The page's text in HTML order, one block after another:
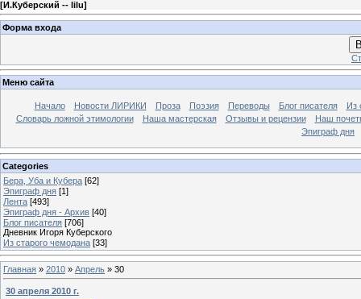
[И.Куберский -- lilu]
Форма входа
Меню сайта
Начало Новости ЛИРИКИ Проза Поэзия Переводы Блог писателя
Из
Словарь ложной этимологии
Наша мастерская Отзывы и рецензии
Наш
Эпиграф дня
Categories
Бера, Уба и Кубера [62]
Эпиграф дня [1]
Лента [493]
Эпиграф дня - Архив [40]
Блог писателя [706]
Дневник Игоря Куберского
Из старого чемодана [33]
Главная » 2010 » Апрель » 30
30 апреля 2010 г.